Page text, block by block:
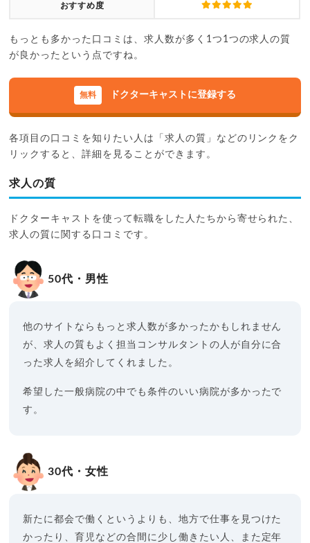
おすすめ度
もっとも多かった口コミは、求人数が多く1つ1つの求人の質
が良かったという点ですね。
ドクターキャストに登録する
各項目の口コミを知りたい人は「求人の質」などのリンクをク
リックすると、詳細を見ることができます。
求人の質
ドクターキャストを使って転職をした人たちから寄せられた、
求人の質に関する口コミです。
50代・男性
他のサイトならもっと求人数が多かったかもしれません
が、求人の質もよく担当コンサルタントの人が自分に合
った求人を紹介してくれました。
希望した一般病院の中でも条件のいい病院が多かったで
す。
30代・女性
新たに都会で働くというよりも、地方で仕事を見つけた
かったり、育児などの合間に少し働きたい人、また定年